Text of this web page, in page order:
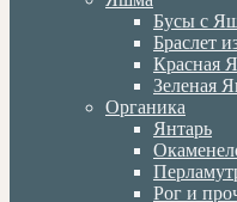
Бусы с
Браслет
Красная
Зеленая
Органика
Янтарь
Рог и